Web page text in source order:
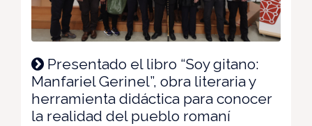
Presentado el libro “Soy gitano:
Manfariel Gerinel”, obra literaria y
herramienta didáctica para conocer
la realidad del pueblo romaní